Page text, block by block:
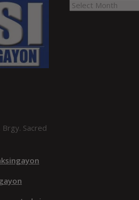
Sacred
Archives